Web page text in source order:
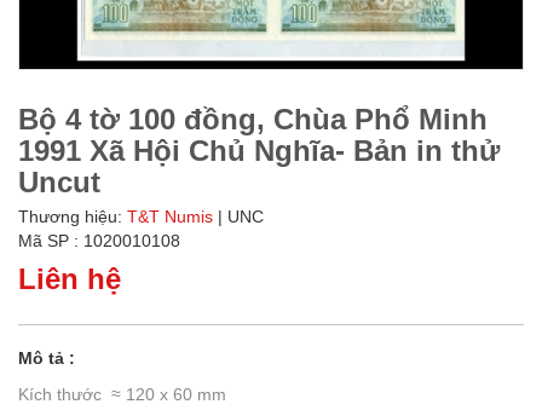
Bộ 4 tờ 100 đồng, Chùa Phổ Minh
1991 Xã Hội Chủ Nghĩa- Bản in thử
Uncut
Thương hiệu: T&T Numis | UNC
Mã SP : 1020010108
Liên hệ
Mô tả :
Kích thước ≈ 120 x 60 mm